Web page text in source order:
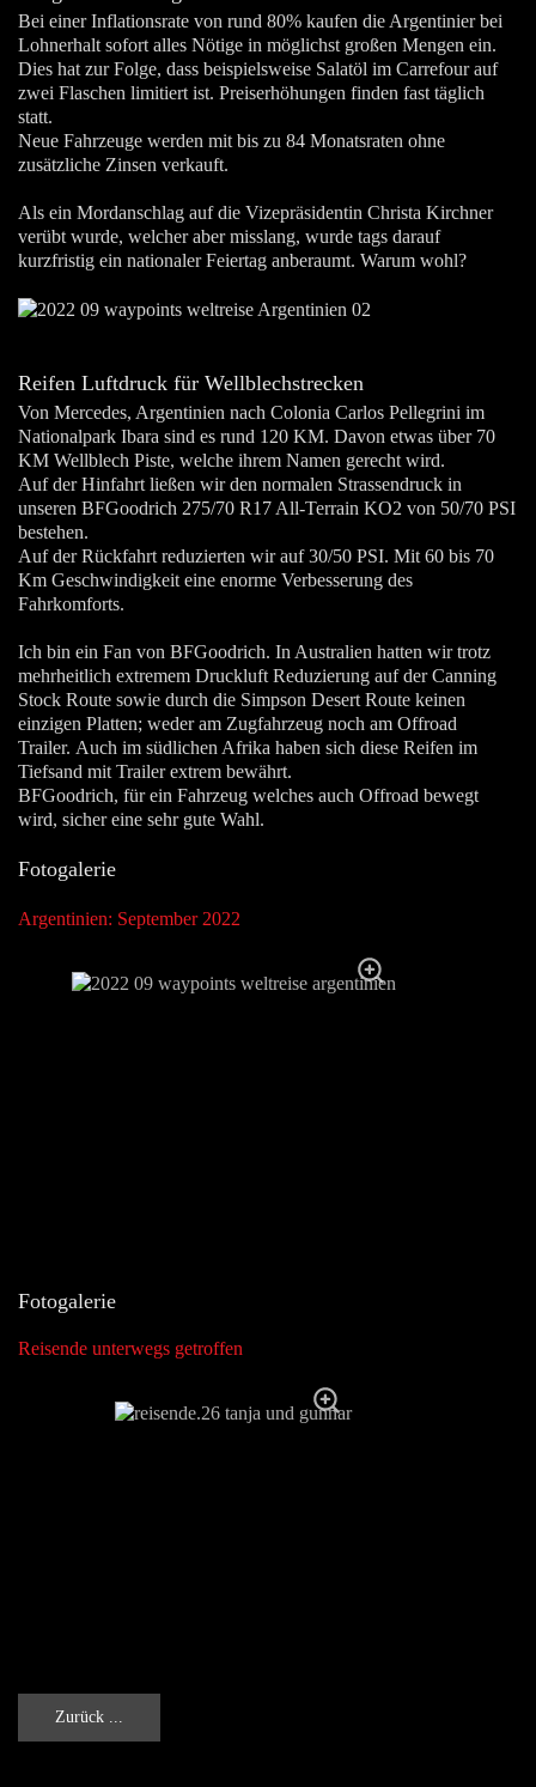
Bei einer Inflationsrate von rund 80% kaufen die Argentinier bei
Lohnerhalt sofort alles Nötige in möglichst großen Mengen ein.
Dies hat zur Folge, dass beispielsweise Salatöl im Carrefour auf
zwei Flaschen limitiert ist. Preiserhöhungen finden fast täglich
statt.
Neue Fahrzeuge werden mit bis zu 84 Monatsraten ohne
zusätzliche Zinsen verkauft.
Als ein Mordanschlag auf die Vizepräsidentin Christa Kirchner
verübt wurde, welcher aber misslang, wurde tags darauf
kurzfristig ein nationaler Feiertag anberaumt. Warum wohl?
Reifen Luftdruck für Wellblechstrecken
Von Mercedes, Argentinien nach Colonia Carlos Pellegrini im
Nationalpark Ibara sind es rund 120 KM. Davon etwas über 70
KM Wellblech Piste, welche ihrem Namen gerecht wird.
Auf der Hinfahrt ließen wir den normalen Strassendruck in
unseren BFGoodrich 275/70 R17 All-Terrain KO2 von 50/70 PSI
bestehen.
Auf der Rückfahrt reduzierten wir auf 30/50 PSI. Mit 60 bis 70
Km Geschwindigkeit eine enorme Verbesserung des
Fahrkomforts.
Ich bin ein Fan von BFGoodrich. In Australien hatten wir trotz
mehrheitlich extremem Druckluft Reduzierung auf der Canning
Stock Route sowie durch die Simpson Desert Route keinen
einzigen Platten; weder am Zugfahrzeug noch am Offroad
Trailer. Auch im südlichen Afrika haben sich diese Reifen im
Tiefsand mit Trailer extrem bewährt.
BFGoodrich, für ein Fahrzeug welches auch Offroad bewegt
wird, sicher eine sehr gute Wahl.
Fotogalerie
Argentinien: September 2022
Fotogalerie
Reisende unterwegs getroffen
Zurück ...